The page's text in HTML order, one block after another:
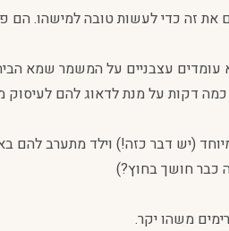
כדי לעשות טובה למישהו. הם
עצבניים על המשמר שמא
דקות על מנת לדאוג להם לעיסוק
(יש דבר כזה!) וילד מתערב להם
כבר חושך בחוץ?)
משהו יקר.